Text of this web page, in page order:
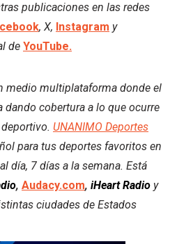
publicaciones en las redes
, X, Instagram y
de YouTube.
medio multiplataforma donde el
dando cobertura a lo que ocurre
UNANIMO Deportes
para tus deportes favoritos en
día, 7 días a la semana. Está
, Audacy.com, iHeart Radio y
ciudades de Estados